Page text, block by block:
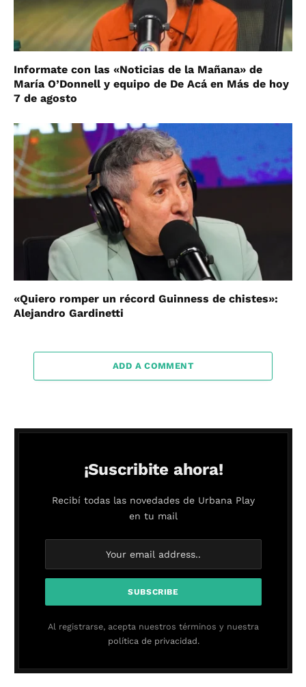
Informate con las «Noticias de la Mañana» de
María O’Donnell y equipo de De Acá en Más de hoy
7 de agosto
«Quiero romper un récord Guinness de chistes»:
Alejandro Gardinetti
ADD A COMMENT
¡Suscribite ahora!
Recibí todas las novedades de Urbana Play
en tu mail
Al registrarse, acepta nuestros términos y nuestra
política de privacidad.